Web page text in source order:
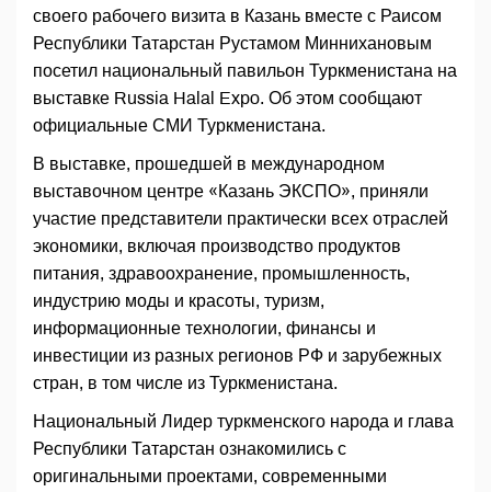
своего рабочего визита в Казань вместе с Раисом
Республики Татарстан Рустамом Миннихановым
посетил национальный павильон Туркменистана на
выставке Russia Halal Expo. Об этом сообщают
официальные СМИ Туркменистана.
В выставке, прошедшей в международном
выставочном центре «Казань ЭКСПО», приняли
участие представители практически всех отраслей
экономики, включая производство продуктов
питания, здравоохранение, промышленность,
индустрию моды и красоты, туризм,
информационные технологии, финансы и
инвестиции из разных регионов РФ и зарубежных
стран, в том числе из Туркменистана.
Национальный Лидер туркменского народа и глава
Республики Татарстан ознакомились с
оригинальными проектами, современными